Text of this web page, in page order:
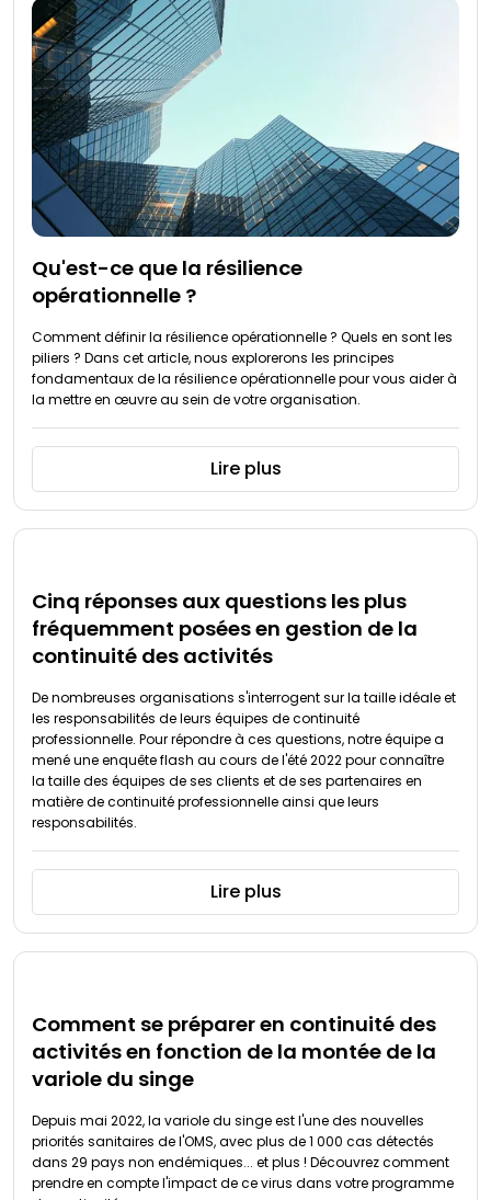
Qu'est-ce que la résilience
opérationnelle ?
Comment définir la résilience opérationnelle ? Quels en sont les
piliers ? Dans cet article, nous explorerons les principes
fondamentaux de la résilience opérationnelle pour vous aider à
la mettre en œuvre au sein de votre organisation.
Lire plus
Cinq réponses aux questions les plus
fréquemment posées en gestion de la
continuité des activités
De nombreuses organisations s'interrogent sur la taille idéale et
les responsabilités de leurs équipes de continuité
professionnelle. Pour répondre à ces questions, notre équipe a
mené une enquête flash au cours de l'été 2022 pour connaître
la taille des équipes de ses clients et de ses partenaires en
matière de continuité professionnelle ainsi que leurs
responsabilités.
Lire plus
Comment se préparer en continuité des
activités en fonction de la montée de la
variole du singe
Depuis mai 2022, la variole du singe est l'une des nouvelles
priorités sanitaires de l'OMS, avec plus de 1 000 cas détectés
dans 29 pays non endémiques... et plus ! Découvrez comment
prendre en compte l'impact de ce virus dans votre programme